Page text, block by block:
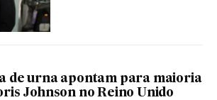
de urna apontam para maioria
Johnson no Reino Unido